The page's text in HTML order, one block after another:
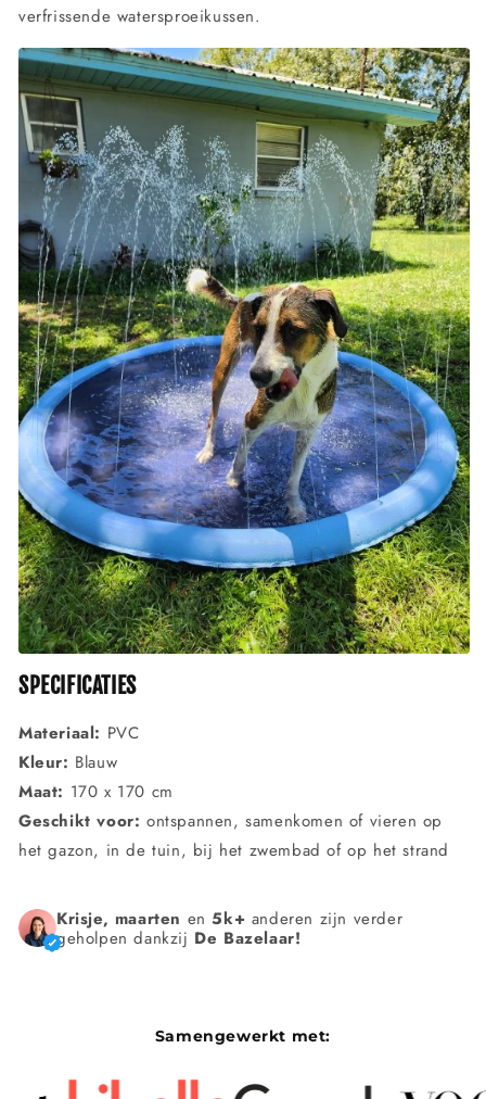
verfrissende watersproeikussen.
SPECIFICATIES
Materiaal: PVC
Kleur: Blauw
Maat: 170 x 170 cm
Geschikt voor: ontspannen, samenkomen of vieren op
het gazon, in de tuin, bij het zwembad of op het strand
Krisje, maarten en5k+ anderen zijn verder
geholpen dankzij De Bazelaar!
Samengewerkt met: